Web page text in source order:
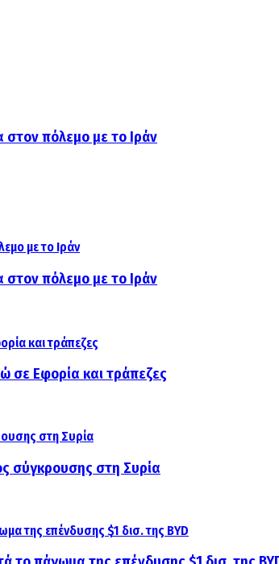
πόλεμο με το Ιράν
πόλεμο με το Ιράν
σε Εφορία και τράπεζες
σύγκρουσης στη Συρία